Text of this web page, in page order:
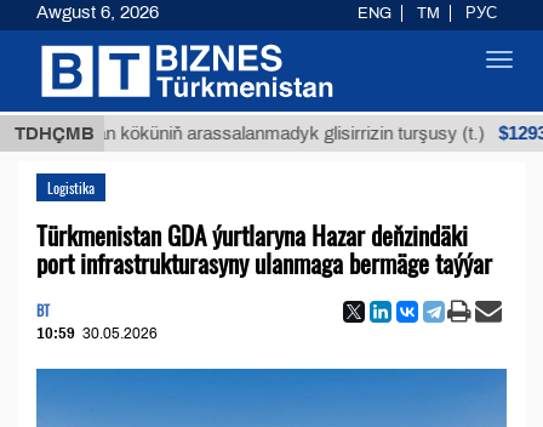
TDHÇMB
Buýan köküniň arassalanmadyk glisirrizin turşusy (t.) $12935,18
Logistika
Türkmenistan GDA ýurtlaryna Hazar deňzindäki
port infrastrukturasyny ulanmaga bermäge taýýar
BT
10:59 30.05.2026
Awgust 6, 2026 ENG TM РУС